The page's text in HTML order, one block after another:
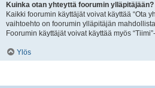
Kuinka otan yhteyttä foorumin ylläpitäjään?
Kaikki foorumin käyttäjät voivat käyttää “Ota
vaihtoehto on foorumin ylläpitäjän
Foorumin käyttäjät voivat käyttää myös
Ylös